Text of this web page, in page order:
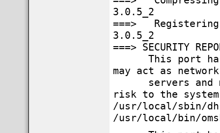
3.0.5_2
===>
3.0.5_2
===> SECURITY
This port has
may act as network
servers and
risk to the
/usr/local/sbin/
/usr/local/bin/